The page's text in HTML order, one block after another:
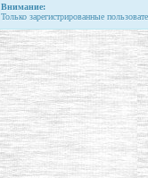
Внимание:
Только зарегистрированные